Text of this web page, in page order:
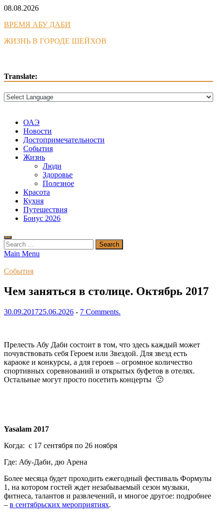
Skip
content
08.08.2026
ВРЕМЯ АБУ ДАБИ
ЖИЗНЬ В ГОРОДЕ ШЕЙХОВ
Translate:
ОАЭ
Новости
Достопримечательности
События
Жизнь
Люди
Здоровье
Полезное
Красота
Кухня
Путешествия
Бонус 2026
Search
for:
Main Menu
События
Чем заняться в столице. Октябрь 2017
30.09.201725.06.2026 - 7 Comments.
Прелесть Абу Даби состоит в том, что здесь каждый может
почувствовать себя Героем или Звездой. Для звезд есть
караоке и конкурсы, а для героев – огромное количество
спортивных соревнований и открытых буфетов в отелях.
Остальные могут просто посетить концерты 🙂
Yasalam 2017
Когда: с 17 сентября по 26 ноября
Где: Абу-Даби, дю Арена
Более месяца будет проходить ежегодный фестиваль Формулы
1, на котором гостей ждет незабываемый сезон музыки,
фитнеса, талантов и развлечений, и многое другое: подробнее
– в сентябрьских мероприятиях.